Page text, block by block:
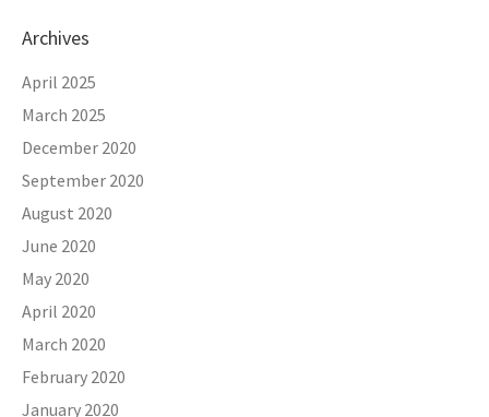
Archives
April 2025
March 2025
December 2020
September 2020
August 2020
June 2020
May 2020
April 2020
March 2020
February 2020
January 2020